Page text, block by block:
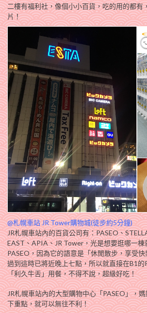
二樓有福利社，像個小小百貨，吃的用的都有
片！
@札幌車站 JR Tower購物城(徒步約5分鐘)
JR札幌車站內的百貨公司有：PASEO、
EAST、APIA、JR Tower，光是想要逛哪一
PASEO，因為它的語意是「休閒散步，享受
過到這時已將近晚上七點，所以就直接在B1的
「利久牛舌」用餐，不得不說，超級好吃！
JR札幌車站內的大型購物中心「PASEO」，
下重點，就可以無往不利！